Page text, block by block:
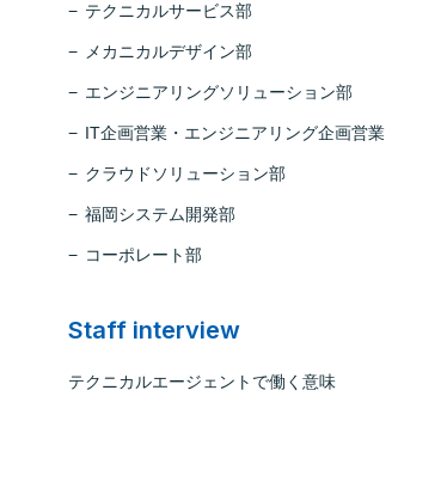
テクニカルサービス部
メカニカルデザイン部
エンジニアリングソリューション部
IT企画営業・エンジニアリング企画営業
クラウドソリューション部
福岡システム開発部
コーポレート部
Staff interview
テクニカルエージェントで働く意味